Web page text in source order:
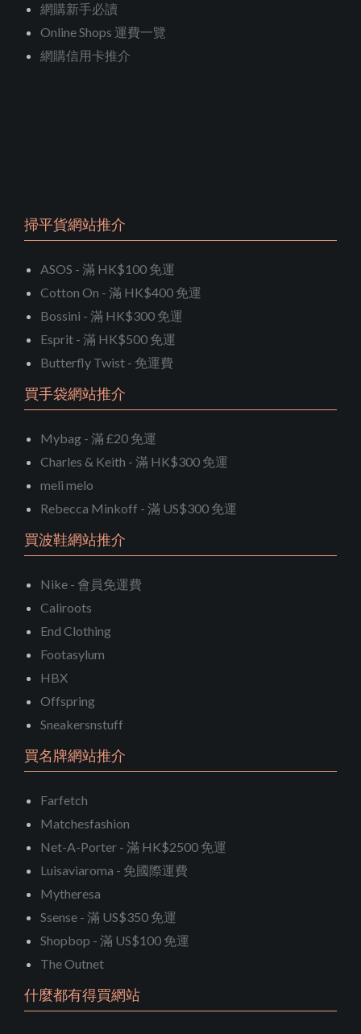
網購新手必讀
Online Shops 運費一覽
網購信用卡推介
掃平貨網站推介
ASOS - 滿 HK$100 免運
Cotton On - 滿 HK$400 免運
Bossini - 滿 HK$300 免運
Esprit - 滿 HK$500 免運
Butterfly Twist - 免運費
買手袋網站推介
Mybag - 滿 £20 免運
Charles & Keith - 滿 HK$300 免運
meli melo
Rebecca Minkoff - 滿 US$300 免運
買波鞋網站推介
Nike - 會員免運費
Caliroots
End Clothing
Footasylum
HBX
Offspring
Sneakersnstuff
買名牌網站推介
Farfetch
Matchesfashion
Net-A-Porter - 滿 HK$2500 免運
Luisaviaroma - 免國際運費
Mytheresa
Ssense - 滿 US$350 免運
Shopbop - 滿 US$100 免運
The Outnet
什麼都有得買網站